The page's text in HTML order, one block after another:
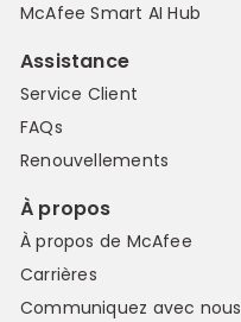
McAfee Smart AI Hub
Assistance
Service Client
FAQs
Renouvellements
À propos
À propos de McAfee
Carrières
Communiquez avec nous